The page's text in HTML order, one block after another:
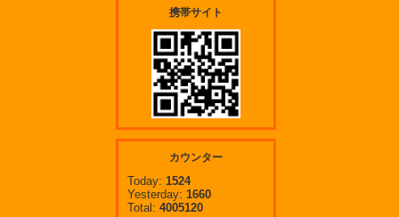
携帯サイト
カウンター
Today: 1524
Yesterday: 1660
Total: 4005120